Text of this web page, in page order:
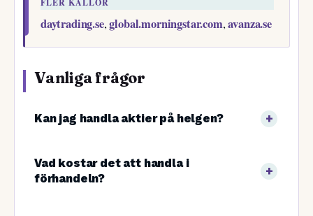
FLER KÄLLOR
daytrading.se,global.morningstar.com,avanza.se
Vanliga frågor
Kan jag handla aktier på helgen?
Vad kostar det att handla i
förhandeln?